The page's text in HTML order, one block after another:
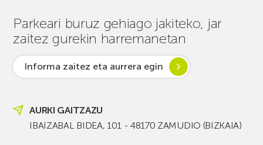
Parkeari buruz gehiago jakiteko, jar
zaitez gurekin harremanetan
Informa zaitez eta aurrera egin
AURKI GAITZAZU
IBAIZABAL BIDEA, 101 - 48170 ZAMUDIO (BIZKAIA)